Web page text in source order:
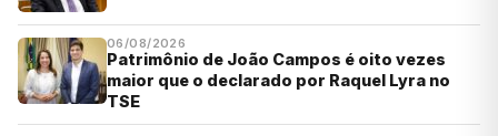
06/08/2026
Patrimônio de João Campos é oito vezes
maior que o declarado por Raquel Lyra no
TSE